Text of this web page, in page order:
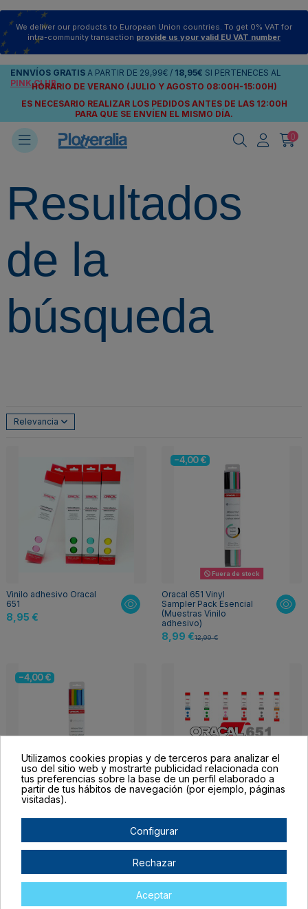
We deliver our products to European Union countries. To get 0% VAT for
intra-community transaction provide us your valid EU VAT number
ENNVÍOS GRATIS A PARTIR DE 29,99€ / 18,95€ SI PERTENECES AL
PINK CLUB
HORARIO DE VERANO (JULIO Y AGOSTO 08:00H-15:00H)
ES NECESARIO REALIZAR LOS PEDIDOS ANTES DE LAS 12:00H
PARA QUE SE ENVÍEN EL MISMO DÍA.
0
Resultados
de la
búsqueda
Relevancia
Vinilo adhesivo Oracal
651
8,95 €
-4,00 €
Fuera de stock
Oracal 651 Vinyl
Sampler Pack Esencial
(Muestras Vinilo
adhesivo)
8,99 €12,99 €
-4,00 €
Fuera de stock
Sampler Pack Básico
adhesivo)
colores
79,90 €
Utilizamos cookies propias y de terceros para analizar el
uso del sitio web y mostrarte publicidad relacionada con
tus preferencias sobre la base de un perfil elaborado a
partir de tus hábitos de navegación (por ejemplo, páginas
visitadas).
Configurar
Rechazar
Aceptar